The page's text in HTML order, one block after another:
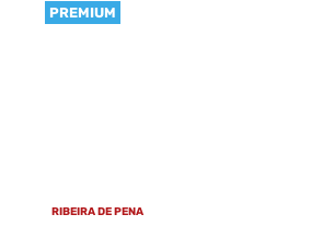
RIBEIRA DE PENA
PREMIUM